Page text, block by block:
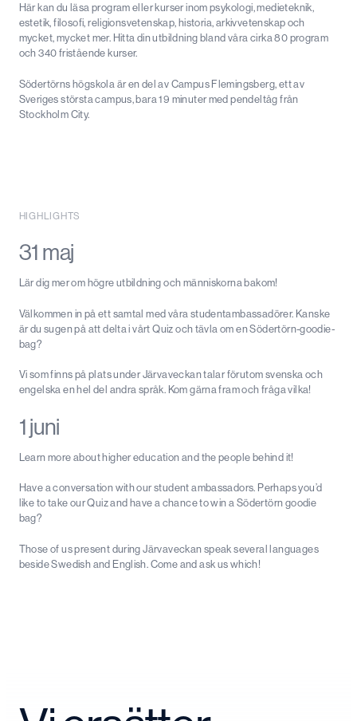
Här kan du läsa program eller kurser inom psykologi, medieteknik,
estetik, filosofi, religionsvetenskap, historia, arkivvetenskap och
mycket, mycket mer. Hitta din utbildning bland våra cirka 80 program
och 340 fristående kurser.
Södertörns högskola är en del av Campus Flemingsberg, ett av
Sveriges största campus, bara 19 minuter med pendeltåg från
Stockholm City.
HIGHLIGHTS
31 maj
Lär dig mer om högre utbildning och människorna bakom!
Välkommen in på ett samtal med våra studentambassadörer. Kanske
är du sugen på att delta i vårt Quiz och tävla om en Södertörn-goodie-
bag?
Vi som finns på plats under Järvaveckan talar förutom svenska och
engelska en hel del andra språk. Kom gärna fram och fråga vilka!
1 juni
Learn more about higher education and the people behind it!
Have a conversation with our student ambassadors. Perhaps you’d
like to take our Quiz and have a chance to win a Södertörn goodie
bag?
Those of us present during Järvaveckan speak several languages
beside Swedish and English. Come and ask us which!